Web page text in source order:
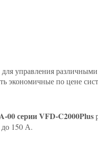
управления
экономичные по цене
00 серии VFD-C2000Plus
150 А.